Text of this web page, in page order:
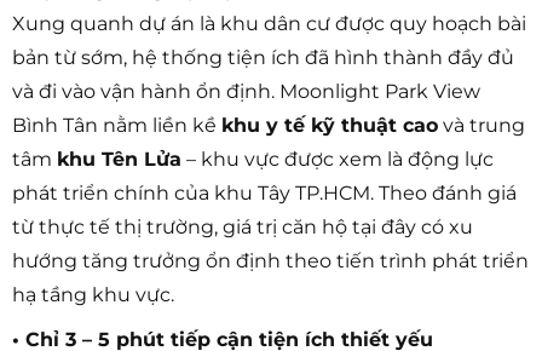
Xung quanh dự án là khu dân cư được quy hoạch bài
bản từ sớm, hệ thống tiện ích đã hình thành đầy đủ
và đi vào vận hành ổn định. Moonlight Park View
Bình Tân nằm liền kề khu y tế kỹ thuật cao và trung
tâm khu Tên Lửa – khu vực được xem là động lực
phát triển chính của khu Tây TP.HCM. Theo đánh giá
từ thực tế thị trường, giá trị căn hộ tại đây có xu
hướng tăng trưởng ổn định theo tiến trình phát triển
hạ tầng khu vực.
• Chỉ 3 – 5 phút tiếp cận tiện ích thiết yếu